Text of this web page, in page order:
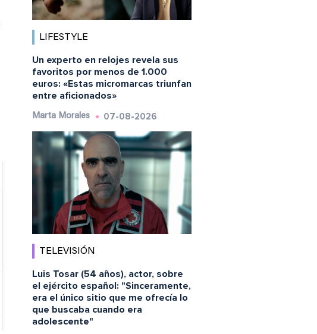
LIFESTYLE
Un experto en relojes revela sus
favoritos por menos de 1.000
euros: «Estas micromarcas triunfan
entre aficionados»
Marta Morales 07-08-2026
TELEVISIÓN
Luis Tosar (54 años), actor, sobre
el ejército español: "Sinceramente,
era el único sitio que me ofrecía lo
que buscaba cuando era
adolescente"